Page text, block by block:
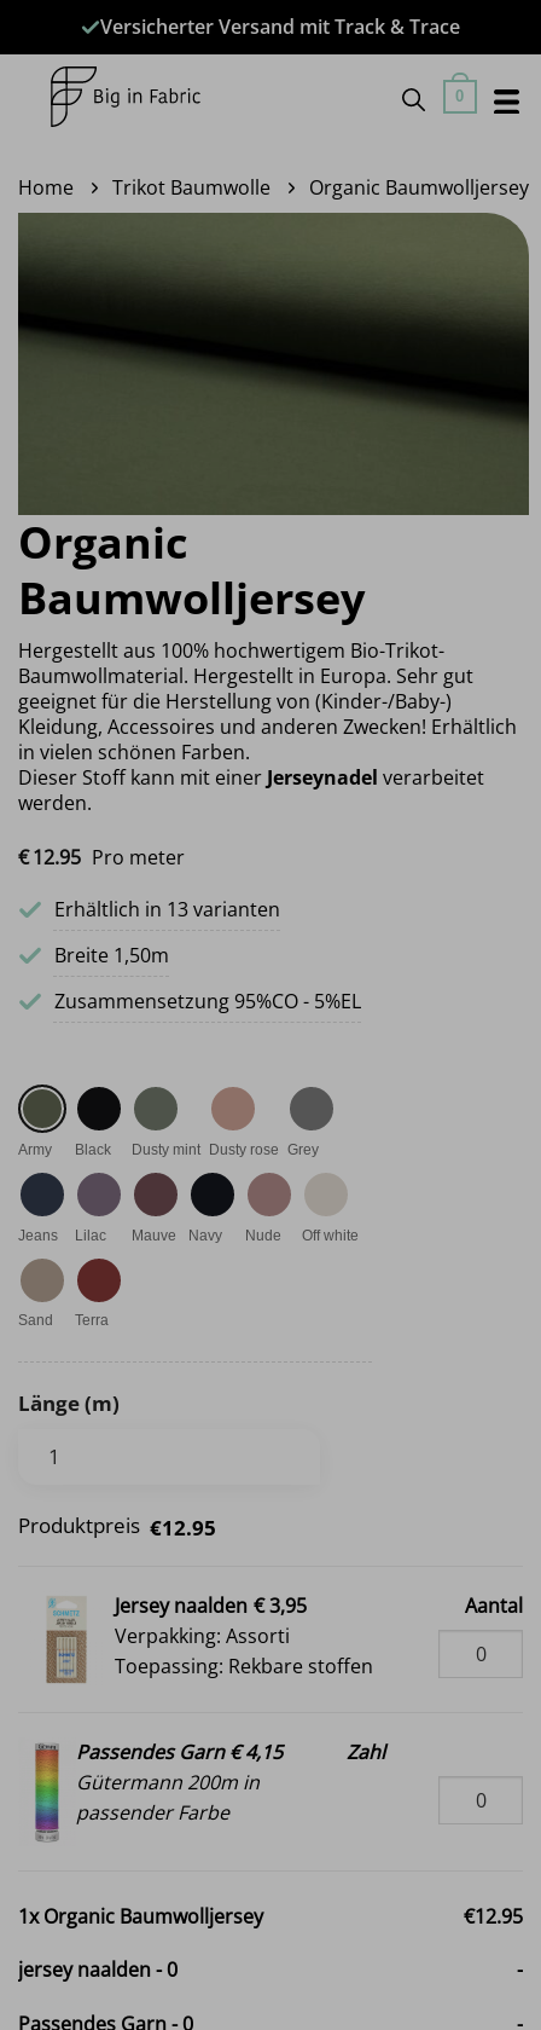
springen
Versicherter Versand mit Track & Trace
0
Home Trikot Baumwolle Organic Baumwolljersey
Organic
Baumwolljersey
Hergestellt aus 100% hochwertigem Bio-Trikot-
Baumwollmaterial. Hergestellt in Europa. Sehr gut
geeignet für die Herstellung von (Kinder-/Baby-)
Kleidung, Accessoires und anderen Zwecken! Erhältlich
in vielen schönen Farben.
Dieser Stoff kann mit einer Jerseynadel verarbeitet
werden.
€12.95 Pro meter
Erhältlich in 13 varianten
Breite 1,50m
Zusammensetzung 95%CO - 5%EL
Army Black Dusty mint Dusty rose Grey
Jeans Lilac Mauve Navy Nude Off white
Sand Terra
Länge (m)
Produktpreis €12.95
Jersey naalden € 3,95
Verpakking: Assorti
Toepassing: Rekbare stoffen
Aantal
Passendes Garn € 4,15
Gütermann 200m in
passender Farbe
Zahl
1xOrganic Baumwolljersey €12.95
jersey naalden-0 -
Passendes Garn-0 -